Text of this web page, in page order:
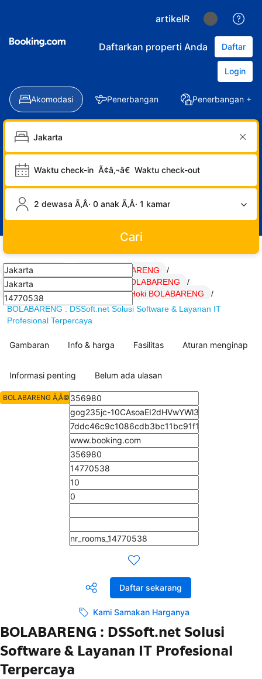
artikelR
Daftarkan properti Anda Daftar
Login
Akomodasi Penerbangan Penerbangan +
Waktu check-in Ã¢â‚¬â€ Waktu check-out
2 dewasa Ã‚Â· 0 anak Ã‚Â· 1 kamar
Cari
BOLABARENG Daftar BOLABARENG
/
LOGIN BOLABARENG
Link BOLABARENG
/
SITUS BOLABARENG
/ artikel Hoki BOLABARENG
/
BOLABARENG : DSSoft.net Solusi Software & Layanan IT
Profesional Terpercaya
Gambaran Info & harga Fasilitas Aturan menginap
Informasi penting Belum ada ulasan
Daftar sekarang
Kami Samakan Harganya
BOLABARENG Ã‚Â© All Rights Reserved
BOLABARENG : DSSoft.net Solusi
Software & Layanan IT Profesional
Terpercaya